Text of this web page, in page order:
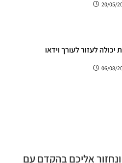
20/05/
יכולה לעזור לעורך וידאו
06/08/
אליכם בהקדם עם